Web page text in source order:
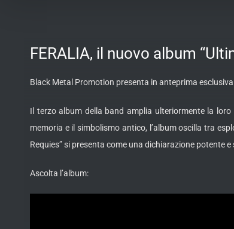
FERALIA, il nuovo album
Black Metal Promotion presenta in anteprima
Il terzo album della band amplia ulteriormente la
memoria e il simbolismo antico, l’album oscilla tra
Requies” si presenta come una dichiarazione potente
Ascolta l’album: